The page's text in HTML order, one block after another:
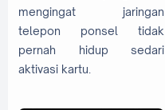
mengingat jaringan
telepon ponsel tidak
pernah hidup sedari
aktivasi kartu.